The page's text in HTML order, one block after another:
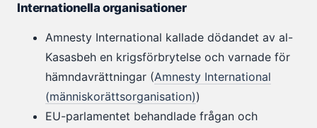
Internationella organisationer
Amnesty International kallade dödandet av al-
Kasasbeh en krigsförbrytelse och varnade för
hämndavrättningar (Amnesty International
(människorättsorganisation))
EU-parlamentet behandlade frågan och